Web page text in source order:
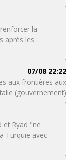
la
après les
07/08 22:22
aux frontières aux
(gouvernement)
et Ryad "ne
Turquie avec